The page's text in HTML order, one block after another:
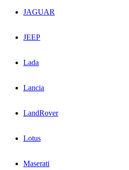
JAGUAR
JEEP
Lada
Lancia
LandRover
Lotus
Maserati